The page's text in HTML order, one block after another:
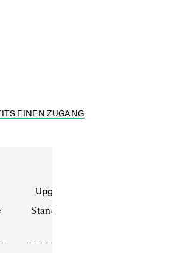
EINEN ZUGANG
Upgrade für Printabonnenten
Standard (TdZ+) – Zeitschriften